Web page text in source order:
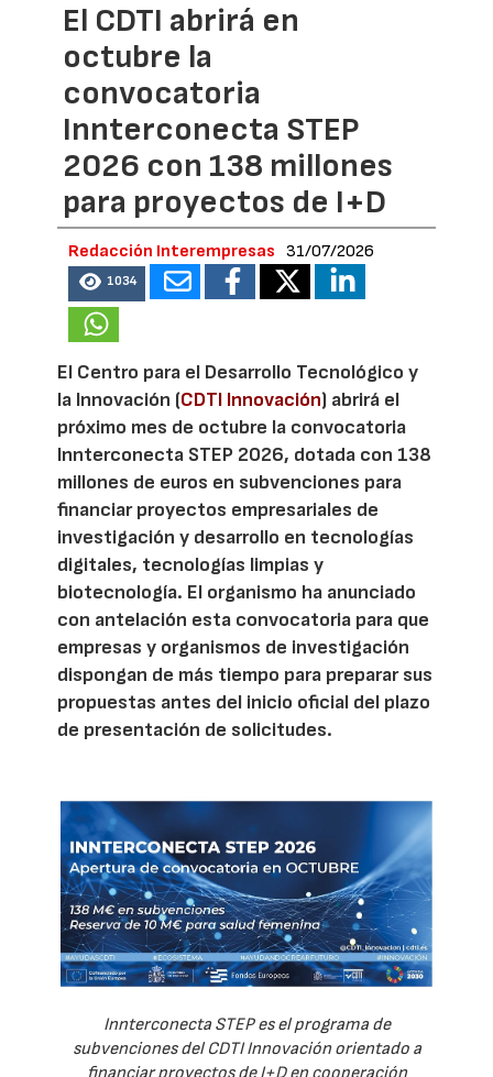
El CDTI abrirá en
octubre la
convocatoria
Innterconecta STEP
2026 con 138 millones
para proyectos de I+D
Redacción Interempresas 31/07/2026
1034
El Centro para el Desarrollo Tecnológico y
la Innovación (CDTI Innovación) abrirá el
próximo mes de octubre la convocatoria
Innterconecta STEP 2026, dotada con 138
millones de euros en subvenciones para
financiar proyectos empresariales de
investigación y desarrollo en tecnologías
digitales, tecnologías limpias y
biotecnología. El organismo ha anunciado
con antelación esta convocatoria para que
empresas y organismos de investigación
dispongan de más tiempo para preparar sus
propuestas antes del inicio oficial del plazo
de presentación de solicitudes.
Innterconecta STEP es el programa de
subvenciones del CDTI Innovación orientado a
financiar proyectos de I+D en cooperación